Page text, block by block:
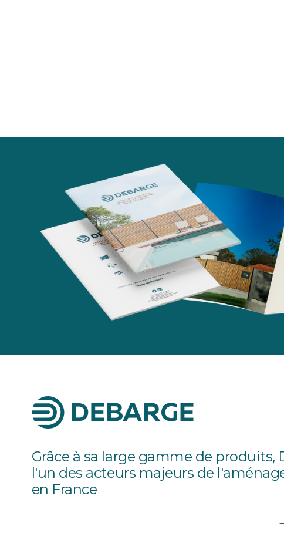
Grâce à sa large gamme de produits,
l'un des acteurs majeurs de
en France